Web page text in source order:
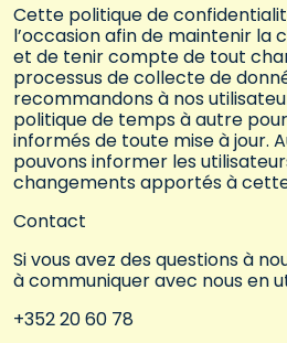
Cette politique de
l’occasion afin de maintenir la
et de tenir compte de tout
processus de collecte de
recommandons à nos
politique de temps à autre pour
informés de toute mise à jour.
pouvons informer les
changements apportés à
Contact
Si vous avez des questions à
à communiquer avec nous en
+352 20 60 78